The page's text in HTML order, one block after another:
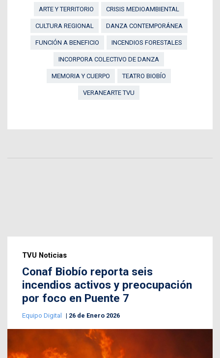
ARTE Y TERRITORIO CRISIS MEDIOAMBIENTAL
CULTURA REGIONAL DANZA CONTEMPORÁNEA
FUNCIÓN A BENEFICIO INCENDIOS FORESTALES
INCORPORA COLECTIVO DE DANZA
MEMORIA Y CUERPO TEATRO BIOBÍO
VERANEARTE TVU
TVU Noticias
Conaf Biobío reporta seis
incendios activos y preocupación
por foco en Puente 7
Equipo Digital 26 de Enero 2026